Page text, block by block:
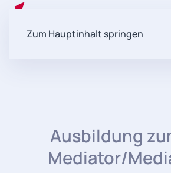
Zum Hauptinhalt springen
Ausbildung
Mediator/